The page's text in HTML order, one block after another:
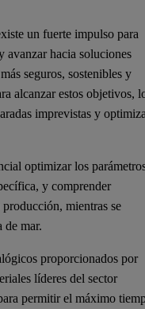
un fuerte impulso para
avanzar hacia soluciones
seguros, sostenibles y
alcanzar estos objetivos,
imprevistas y
optimizar los
y comprender
mientras se
de mar.
proporcionados por
líderes del sector
permitir el máximo